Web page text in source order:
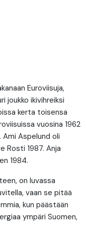
Euroviisuja,
joukko ikivihreiksi
kerta toisensa
vuosina 1962
Ami Aspelund oli
Rosti 1987. Anja
1984.
on luvassa
vaan se pitää
kun päästään
ympäri Suomen,